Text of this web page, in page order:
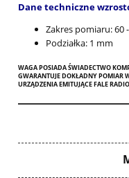
Dane techniczne
Zakres pomiaru: 60
Podziałka: 1 mm
WAGA POSIADA ŚWIADECTWO
GWARANTUJE DOKŁADNY POMIAR
URZĄDZENIA EMITUJĄCE FALE